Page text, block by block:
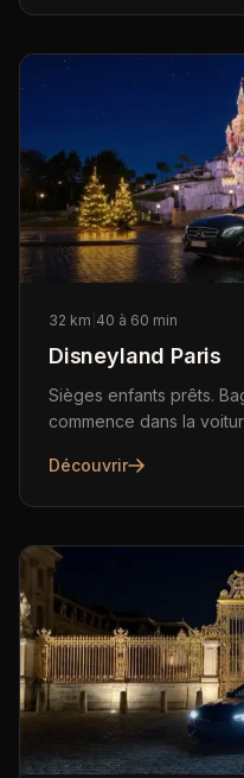
32 km 40 à 60 min
Disneyland Paris
Sièges enfants prêts.
commence dans la
Découvrir